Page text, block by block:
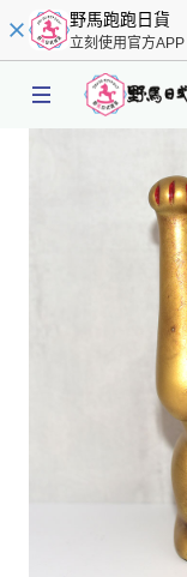
野馬跑跑日貨
立刻使用官方APP